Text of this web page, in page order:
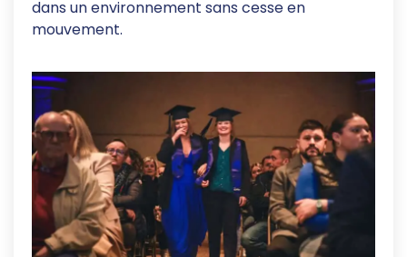
dans un environnement sans cesse en
mouvement.